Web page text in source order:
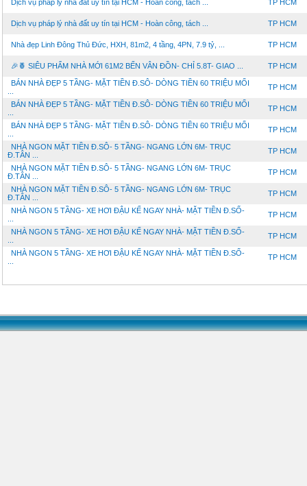
Dịch vụ pháp lý nhà đất uy tín tại HCM - Hoàn công, tách ... TP HCM
Dịch vụ pháp lý nhà đất uy tín tại HCM - Hoàn công, tách ... TP HCM
Nhà đẹp Linh Đông Thủ Đức, HXH, 81m2, 4 tầng, 4PN, 7.9 tỷ, ... TP HCM
🎉🍍 SIÊU PHẨM NHÀ MỚI 61M2 BẾN VÂN ĐỒN- CHỈ 5.8T- GIAO ... TP HCM
BÁN NHÀ ĐẸP 5 TẦNG- MẶT TIỀN Đ.SÔ- DÒNG TIỀN 60 TRIỆU MỔI
TP HCM
BÁN NHÀ ĐẸP 5 TẦNG- MẶT TIỀN Đ.SÔ- DÒNG TIỀN 60 TRIỆU MỔI
TP HCM
BÁN NHÀ ĐẸP 5 TẦNG- MẶT TIỀN Đ.SÔ- DÒNG TIỀN 60 TRIỆU MỔI
TP HCM
NHÀ NGON MẶT TIỀN Đ.SÔ- 5 TẦNG- NGANG LỚN 6M- TRỤC
Đ.TÂN ...
TP HCM
NHÀ NGON MẶT TIỀN Đ.SÔ- 5 TẦNG- NGANG LỚN 6M- TRỤC
Đ.TÂN ...
TP HCM
NHÀ NGON MẶT TIỀN Đ.SÔ- 5 TẦNG- NGANG LỚN 6M- TRỤC
Đ.TÂN ...
TP HCM
NHÀ NGON 5 TẦNG- XE HƠI ĐẬU KẾ NGAY NHÀ- MẶT TIỀN Đ.SỐ-
TP HCM
NHÀ NGON 5 TẦNG- XE HƠI ĐẬU KẾ NGAY NHÀ- MẶT TIỀN Đ.SỐ-
TP HCM
NHÀ NGON 5 TẦNG- XE HƠI ĐẬU KẾ NGAY NHÀ- MẶT TIỀN Đ.SỐ-
TP HCM